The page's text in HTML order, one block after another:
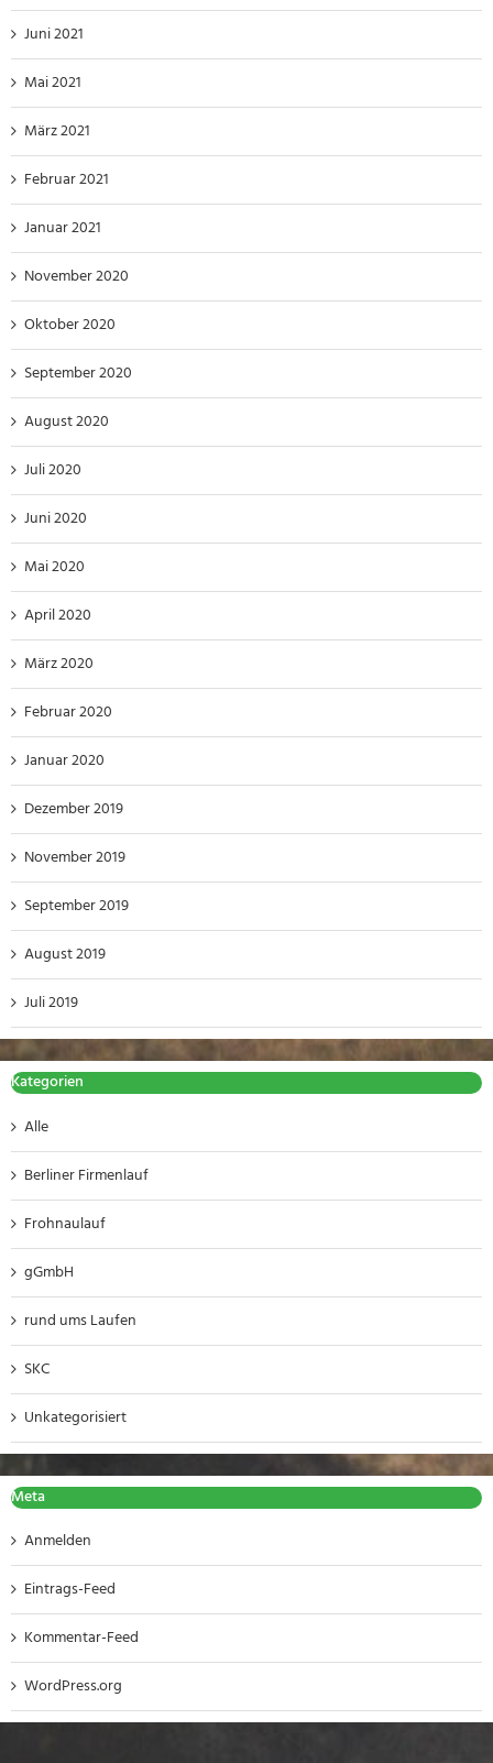
Juni 2021
Mai 2021
März 2021
Februar 2021
Januar 2021
November 2020
Oktober 2020
September 2020
August 2020
Juli 2020
Juni 2020
Mai 2020
April 2020
März 2020
Februar 2020
Januar 2020
Dezember 2019
November 2019
September 2019
August 2019
Juli 2019
Kategorien
Alle
Berliner Firmenlauf
Frohnaulauf
gGmbH
rund ums Laufen
SKC
Unkategorisiert
Meta
Anmelden
Eintrags-Feed
Kommentar-Feed
WordPress.org